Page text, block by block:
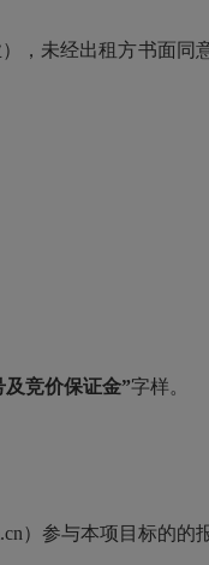
，未经出租方书面同
及竞价保证金”字样。
）参与本项目标的的